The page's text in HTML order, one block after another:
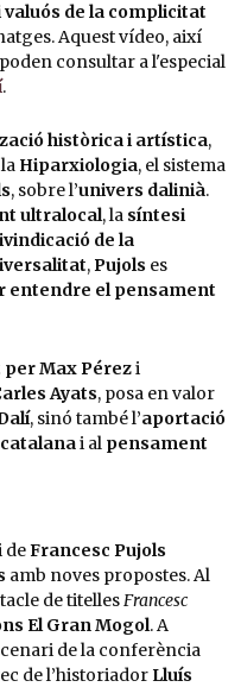
de la complicitat
Aquest vídeo, així
consultar a l'especial
.
històrica i artística,
Hiparxiologia, el sistema
, sobre l’univers dalinià.
ultralocal, la síntesi
de la
,Pujols es
entendre el pensament
Max Pérezi
Ayats, posa en valor
, sinó també l’aportació
i al pensament
deFrancesc Pujols
amb noves propostes. Al
de titellesFrancesc
El Gran Mogol. A
de la conferència
de l’historiador Lluís